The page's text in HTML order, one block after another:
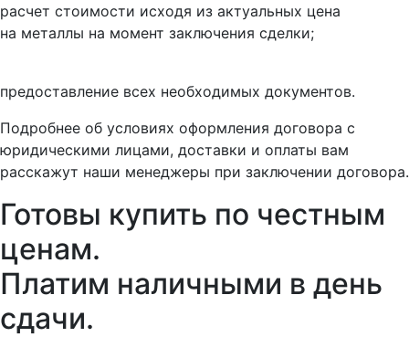
расчет стоимости исходя из актуальных цена
на металлы на момент заключения сделки;
предоставление всех необходимых документов.
Подробнее об условиях оформления договора с
юридическими лицами, доставки и оплаты вам
расскажут наши менеджеры при заключении договора.
Готовы купить по честным
ценам.
Платим наличными в день
сдачи.